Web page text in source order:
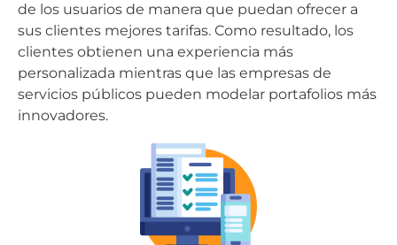
de los usuarios de manera que puedan ofrecer a
sus clientes mejores tarifas. Como resultado, los
clientes obtienen una experiencia más
personalizada mientras que las empresas de
servicios públicos pueden modelar portafolios más
innovadores.